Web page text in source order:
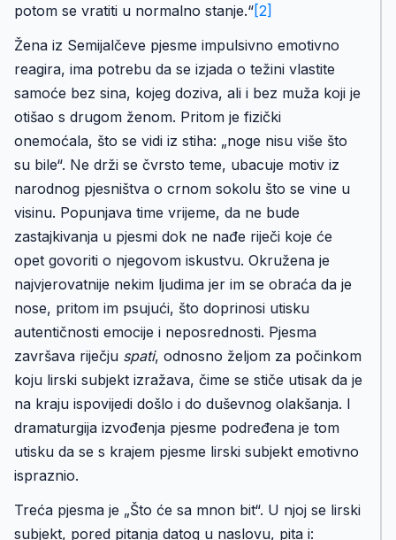
potom se vratiti u normalno stanje.“[2]
Žena iz Semijalčeve pjesme impulsivno emotivno
reagira, ima potrebu da se izjada o težini vlastite
samoće bez sina, kojeg doziva, ali i bez muža koji je
otišao s drugom ženom. Pritom je fizički
onemoćala, što se vidi iz stiha: „noge nisu više što
su bile“. Ne drži se čvrsto teme, ubacuje motiv iz
narodnog pjesništva o crnom sokolu što se vine u
visinu. Popunjava time vrijeme, da ne bude
zastajkivanja u pjesmi dok ne nađe riječi koje će
opet govoriti o njegovom iskustvu. Okružena je
najvjerovatnije nekim ljudima jer im se obraća da je
nose, pritom im psujući, što doprinosi utisku
autentičnosti emocije i neposrednosti. Pjesma
završava riječju spati, odnosno željom za počinkom
koju lirski subjekt izražava, čime se stiče utisak da je
na kraju ispovijedi došlo i do duševnog olakšanja. I
dramaturgija izvođenja pjesme podređena je tom
utisku da se s krajem pjesme lirski subjekt emotivno
ispraznio.
Treća pjesma je „Što će sa mnon bit“. U njoj se lirski
subjekt, pored pitanja datog u naslovu, pita i: